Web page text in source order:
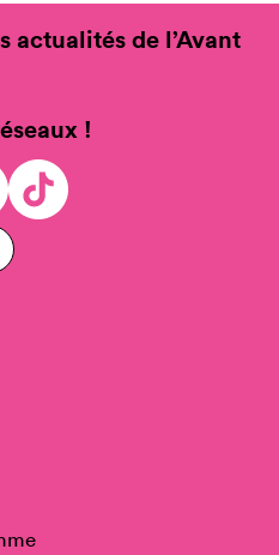
actualités de l’Avant
!